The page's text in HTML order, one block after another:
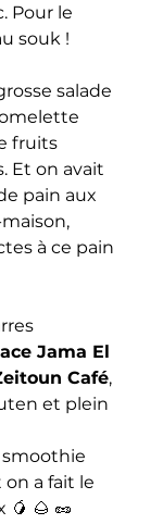
Pour le
souk !
salade
fruits
Et on avait
pain aux
à ce pain
Jama El
Café,
et plein
smoothie
a fait le
🌰 🥜